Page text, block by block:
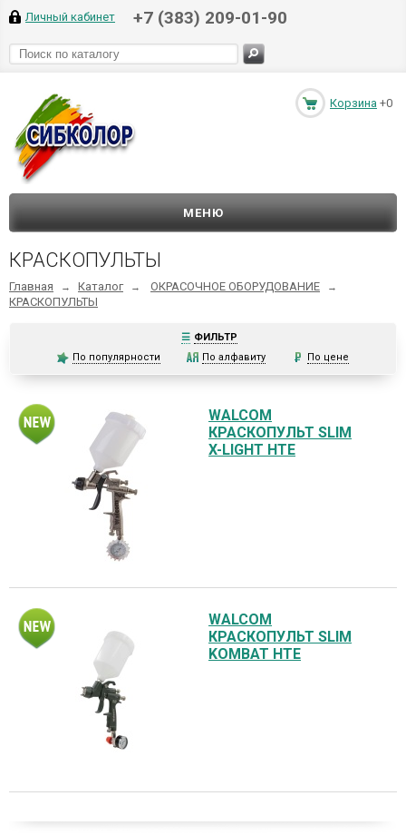
Личный кабинет +7 (383) 209-01-90
Корзина +0
МЕНЮ
КРАСКОПУЛЬТЫ
Главная → Каталог → ОКРАСОЧНОЕ ОБОРУДОВАНИЕ →
КРАСКОПУЛЬТЫ
☰ ФИЛЬТР
По популярности
По алфавиту По цене
WALCOM
КРАСКОПУЛЬТ SLIM
X-LIGHT HTE
WALCOM
КРАСКОПУЛЬТ SLIM
KOMBAT HTE